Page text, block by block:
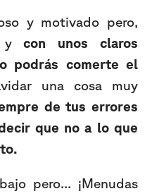
y motivado pero,
ycon unos claros
podrás comerte el
una cosa muy
de tus errores
que no a lo que
pero… ¡Menudas